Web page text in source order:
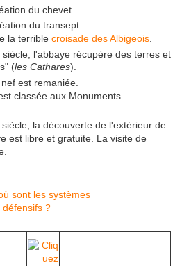
du chevet.
du transept.
la terrible croisade des Albigeois
siècle, l'abbaye récupère des terres et
(les Cathares).
est remaniée.
classée aux Monuments
siècle, la découverte de l'extérieur de
est libre et gratuite. La visite de